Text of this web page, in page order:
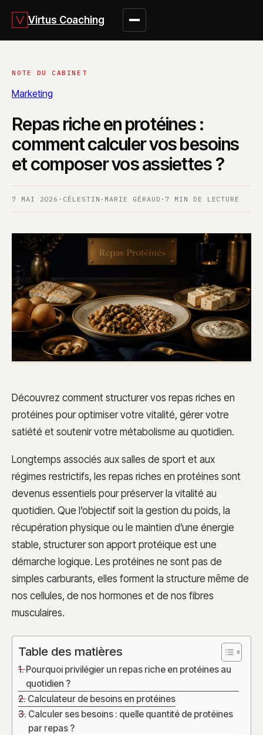
Virtus Coaching
Marketing
Repas riche en protéines :
comment calculer vos besoins
et composer vos assiettes ?
7 MAI 2026 · CÉLESTIN-MARIE GÉRAUD · 7 MIN DE LECTURE
Découvrez comment structurer vos repas riches en
protéines pour optimiser votre vitalité, gérer votre
satiété et soutenir votre métabolisme au quotidien.
Longtemps associés aux salles de sport et aux
régimes restrictifs, les repas riches en protéines sont
devenus essentiels pour préserver la vitalité au
quotidien. Que l’objectif soit la gestion du poids, la
récupération physique ou le maintien d’une énergie
stable, structurer son apport protéique est une
démarche logique. Les protéines ne sont pas de
simples carburants, elles forment la structure même de
nos cellules, de nos hormones et de nos fibres
musculaires.
Table des matières
Pourquoi privilégier un repas riche en protéines au
quotidien ?
Calculateur de besoins en protéines
Calculer ses besoins : quelle quantité de protéines
par repas ?